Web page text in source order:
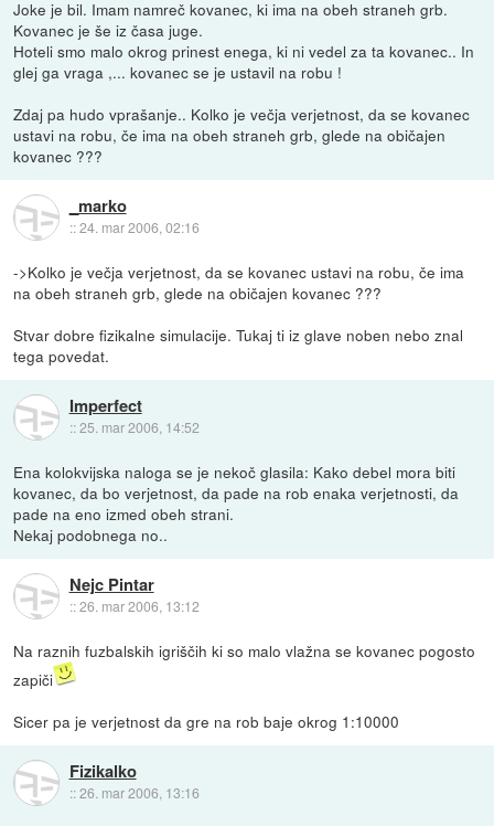
Joke je bil. Imam namreč kovanec, ki ima na obeh straneh grb.
Kovanec je še iz časa juge.
Hoteli smo malo okrog prinest enega, ki ni vedel za ta kovanec.. In
glej ga vraga ,... kovanec se je ustavil na robu !
Zdaj pa hudo vprašanje.. Kolko je večja verjetnost, da se kovanec
ustavi na robu, če ima na obeh straneh grb, glede na običajen
kovanec ???
_marko
::24. mar 2006, 02:16
->Kolko je večja verjetnost, da se kovanec ustavi na robu, če ima
na obeh straneh grb, glede na običajen kovanec ???
Stvar dobre fizikalne simulacije. Tukaj ti iz glave noben nebo znal
tega povedat.
Imperfect
::25. mar 2006, 14:52
Ena kolokvijska naloga se je nekoč glasila: Kako debel mora biti
kovanec, da bo verjetnost, da pade na rob enaka verjetnosti, da
pade na eno izmed obeh strani.
Nekaj podobnega no..
Nejc Pintar
::26. mar 2006, 13:12
Na raznih fuzbalskih igriščih ki so malo vlažna se kovanec pogosto
zapiči
Sicer pa je verjetnost da gre na rob baje okrog 1:10000
Fizikalko
::26. mar 2006, 13:16